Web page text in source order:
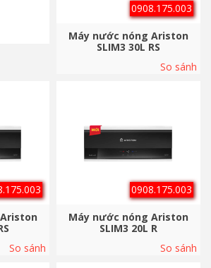
0908.175.003
Máy nước nóng Ariston
SLIM3 30L RS
So sánh
So sánh
0908.175.003
Máy nước nóng Ariston
SLIM3 20L R
So sánh